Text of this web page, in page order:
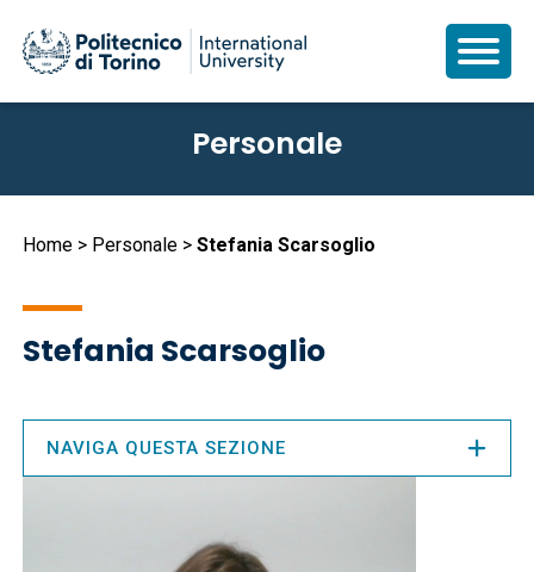
principale
Personale
Briciole
pane
Home Personale Stefania Scarsoglio
Stefania Scarsoglio
NAVIGA QUESTA SEZIONE